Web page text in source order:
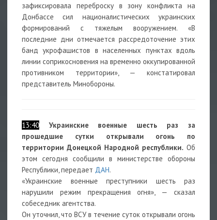
зафиксировала переброску в зону конфликта на
Донбассе сил националистических украинских
формирований с тяжелым вооружением. «В
последние дни отмечается рассредоточение этих
банд укрофашистов в населенных пунктах вдоль
линии соприкосновения на временно оккупированной
противником территории», — констатировал
представитель Минобороны.
13:40
Украинские военные шесть раз за
прошедшие сутки открывали огонь по
территории Донецкой Народной республики. Об
этом сегодня сообщили в министерстве обороны
Республики, передает ДАН.
«Украинские военные преступники шесть раз
нарушили режим прекращения огня», — сказал
собеседник агентства.
Он уточнил, что ВСУ в течение суток открывали огонь